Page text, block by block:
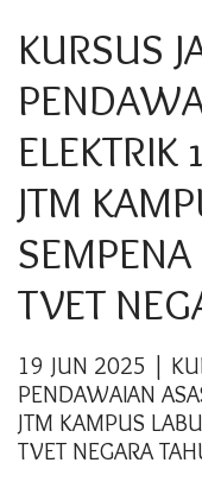
KURSUS
ELEKTRIK
JTM
TVET
19 JUN 2025 |
PENDAWAIAN
JTM KAMPUS
TVET NEGARA